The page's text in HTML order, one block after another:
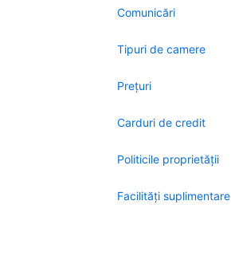
Comunicări
Tipuri de camere
Preţuri
Carduri de credit
Politicile proprietății
Facilităţi suplimentare